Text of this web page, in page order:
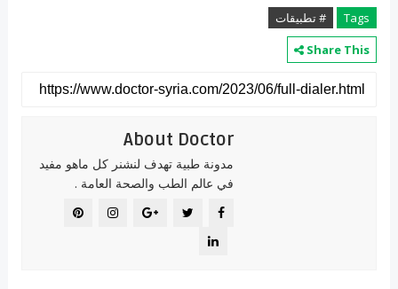
Tags
# تطبيقات
Share This
About Doctor
مدونة طبية تهدف لنشنر كل ماهو مفيد
في عالم الطب والصحة العامة .